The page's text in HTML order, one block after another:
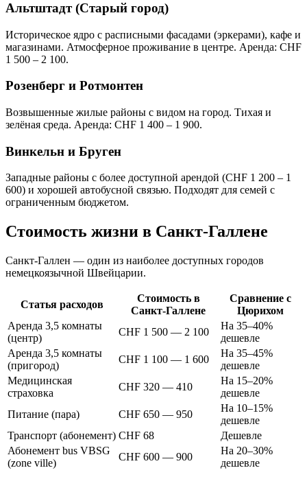
Альтштадт (Старый город)
Историческое ядро с расписными фасадами (эркерами), кафе и
магазинами. Атмосферное проживание в центре. Аренда: CHF
1 500 – 2 100.
Розенберг и Ротмонтен
Возвышенные жилые районы с видом на город. Тихая и
зелёная среда. Аренда: CHF 1 400 – 1 900.
Винкельн и Бруген
Западные районы с более доступной арендой (CHF 1 200 – 1
600) и хорошей автобусной связью. Подходят для семей с
ограниченным бюджетом.
Стоимость жизни в Санкт-Галлене
Санкт-Галлен — один из наиболее доступных городов
немецкоязычной Швейцарии.
Статья расходов
Стоимость в
Санкт-Галлене
Сравнение с
Цюрихом
Аренда 3,5 комнаты
(центр)
CHF 1 500 — 2 100
На 35–40%
дешевле
Аренда 3,5 комнаты
(пригород)
CHF 1 100 — 1 600
На 35–45%
дешевле
Медицинская
страховка
CHF 320 — 410
На 15–20%
дешевле
Питание (пара)
CHF 650 — 950
На 10–15%
дешевле
Транспорт (абонемент) CHF 68
Дешевле
Абонемент bus VBSG
(zone ville)
CHF 600 — 900
На 20–30%
дешевле